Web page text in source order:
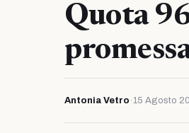
Quota
Antonia Vetro ·15 Agosto